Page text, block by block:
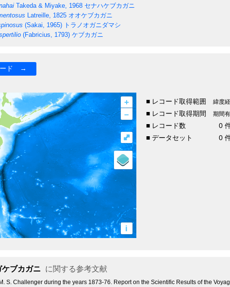
Takeda & Miyake, 1968 セナハケブカガニ
Latreille, 1825 オオケブカガニ
(Sakai, 1965) トラノオガニダマシ
(Fabricius, 1793) ケブカガニ
ード →
+
–
i
⤢
■ レコード取得範囲 緯度
■ レコード取得期間 期間
■ レコード数
0
■ データセット
0
ケブカガニ に関する参考文献
S. Challenger during the years 1873-76. Report on the Scientific Results of the